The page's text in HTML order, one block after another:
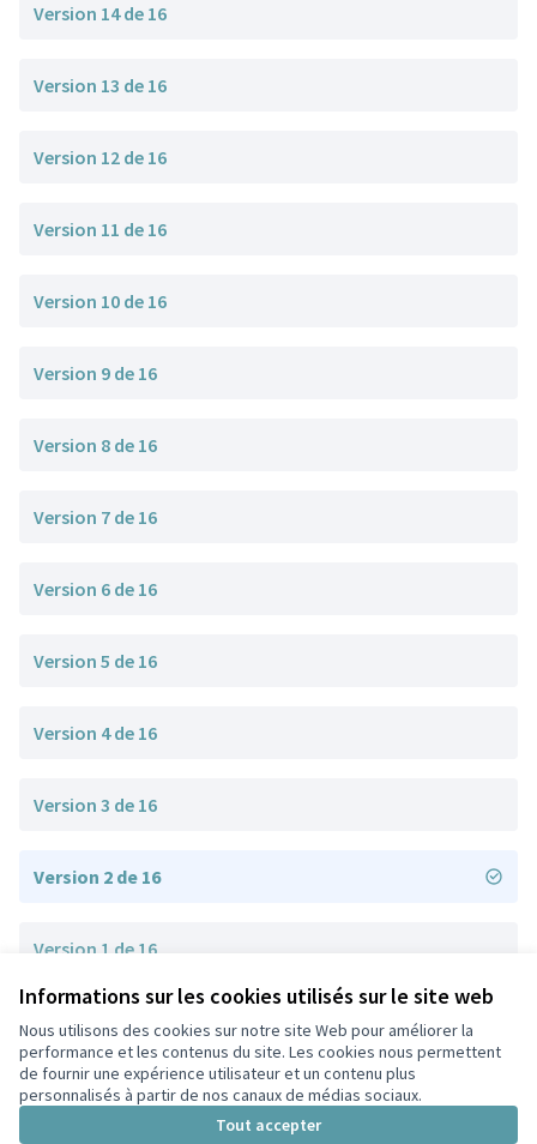
Informations sur les cookies utilisés sur le site web
Nous utilisons des cookies sur notre site Web pour améliorer la
performance et les contenus du site. Les cookies nous permettent
de fournir une expérience utilisateur et un contenu plus
personnalisés à partir de nos canaux de médias sociaux.
Tout accepter
Version 14 de 16
Version 13 de 16
Version 12 de 16
Version 11 de 16
Version 10 de 16
Version 9 de 16
Version 8 de 16
Version 7 de 16
Version 6 de 16
Version 5 de 16
Version 4 de 16
Version 3 de 16
Version 2 de 16
Version 1 de 16
Conditions d'utilisation
Paramètres des cookies
Participez Villeurbanne sur X
(Lien externe)
Participez Villeurbanne sur Facebook
Participez Villeurbanne sur Instagram
Participez Villeurbanne sur YouTube
(Lien externe)